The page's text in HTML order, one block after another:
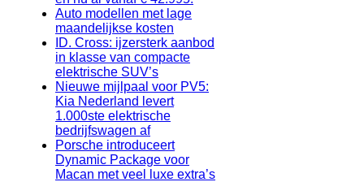
Auto modellen met lage
maandelijkse kosten
ID. Cross: ijzersterk aanbod
in klasse van compacte
elektrische SUV’s
Nieuwe mijlpaal voor PV5:
Kia Nederland levert
1.000ste elektrische
bedrijfswagen af
Porsche introduceert
Dynamic Package voor
Macan met veel luxe extra’s